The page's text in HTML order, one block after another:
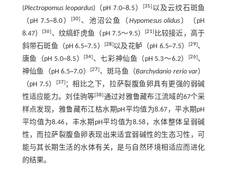
(Plectropomus leopardus)（pH 7.0~8.5）[35] 以及云纹石斑鱼
（pH 7.5~8.0）[30] 、池沼公鱼（ Hypomesus olidus ）（pH
8.47）[36] 、纹缟虾虎鱼（pH 7.5～9.5）[21] 比较接近，高于
斜带石斑鱼（pH 6.5~7.5）
[28]以及花鲈（pH 6.5~7.5）[29]、
唐鱼（pH 5.0~8.5）[34] 、七彩神仙鱼（pH 5.3～6.2） [26]、
神仙鱼（pH 6.5~7.0）[27] 、斑马鱼（Barchydanio rerio var）
（pH 7.5）
[37]；相比之下，拉萨裂腹鱼卵具有更强的弱碱
性适应能力。刘佳驹等[38]通过对雅鲁藏布江流域的67个采
样点发现，雅鲁藏布江枯水期pH平均值为8.67，平水期pH
平均值为8.46，丰水期pH平均值为8.58，水体整体呈弱碱
性，而拉萨裂腹鱼卵表现出来适宜弱碱性的生态习性，可
能与其长期生活的水体有关，是与自然环境相适应而进化
的结果。